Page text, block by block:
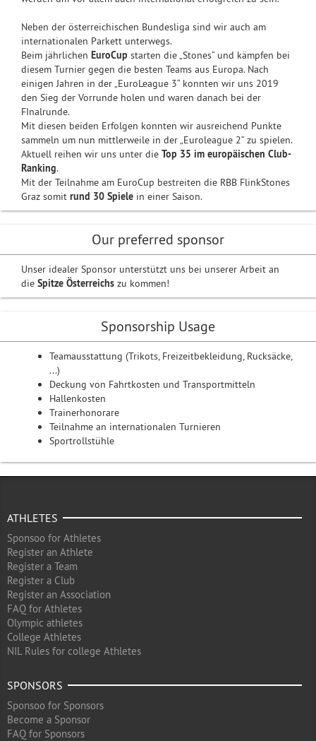
Neben der österreichischen Bundesliga sind wir auch am
internationalen Parkett unterwegs.
Beim jährlichen EuroCup starten die „Stones“ und kämpfen bei
diesem Turnier gegen die besten Teams aus Europa. Nach
einigen Jahren in der „EuroLeague 3“ konnten wir uns 2019
den Sieg der Vorrunde holen und waren danach bei der
FInalrunde.
Mit diesen beiden Erfolgen konnten wir ausreichend Punkte
sammeln um nun mittlerweile in der „Euroleague 2“ zu spielen.
Aktuell reihen wir uns unter die Top 35 im europäischen Club-
Ranking.
Mit der Teilnahme am EuroCup bestreiten die RBB FlinkStones
Graz somit rund 30 Spiele in einer Saison.
Our preferred sponsor
Unser idealer Sponsor unterstützt uns bei unserer Arbeit an
die Spitze Österreichs zu kommen!
Sponsorship Usage
Teamausstattung (Trikots, Freizeitbekleidung, Rucksäcke,
...)
Deckung von Fahrtkosten und Transportmitteln
Hallenkosten
Trainerhonorare
Teilnahme an internationalen Turnieren
Sportrollstühle
ATHLETES
Sponsoo for Athletes
Register an Athlete
Register a Team
Register a Club
Register an Association
FAQ for Athletes
Olympic athletes
College Athletes
NIL Rules for college Athletes
SPONSORS
Sponsoo for Sponsors
Become a Sponsor
FAQ for Sponsors